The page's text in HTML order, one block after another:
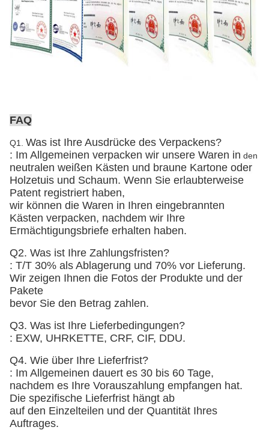
FAQ
Q1. Was ist Ihre Ausdrücke des Verpackens?
: Im Allgemeinen verpacken wir unsere Waren in den
neutralen weißen Kästen und braune Kartone oder
Holzetuis und Schaum. Wenn Sie erlaubterweise
Patent registriert haben,
wir können die Waren in Ihren eingebrannten
Kästen verpacken, nachdem wir Ihre
Ermächtigungsbriefe erhalten haben.
Q2. Was ist Ihre Zahlungsfristen?
: T/T 30% als Ablagerung und 70% vor Lieferung.
Wir zeigen Ihnen die Fotos der Produkte und der
Pakete
bevor Sie den Betrag zahlen.
Q3. Was ist Ihre Lieferbedingungen?
: EXW, UHRKETTE, CRF, CIF, DDU.
Q4. Wie über Ihre Lieferfrist?
: Im Allgemeinen dauert es 30 bis 60 Tage,
nachdem es Ihre Vorauszahlung empfangen hat.
Die spezifische Lieferfrist hängt ab
auf den Einzelteilen und der Quantität Ihres
Auftrages.